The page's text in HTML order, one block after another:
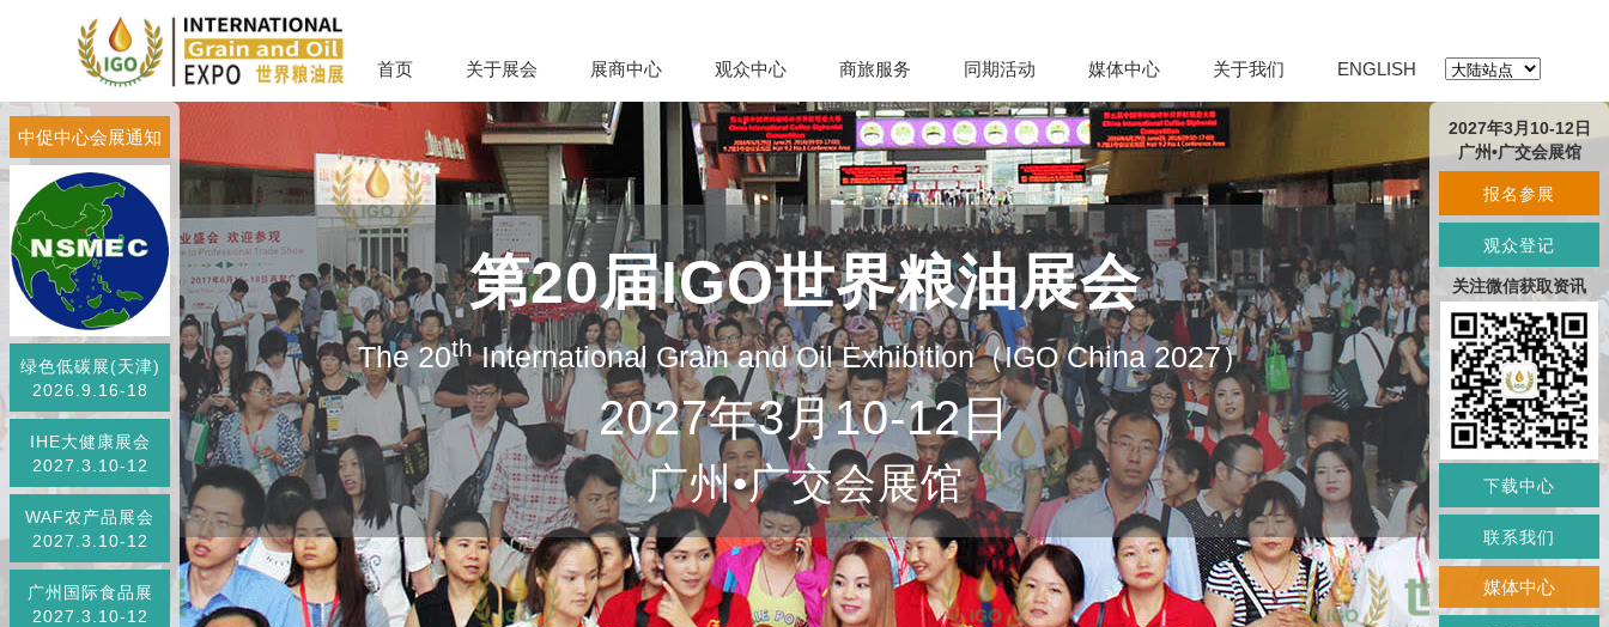
首页 关于展会 展商中心 观众中心 商旅服务 同期活动 媒体中心 关于我们 ENGLISH
第20届IGO世界粮油展会
The 20thInternational Grain and Oil Exhibition（IGO China 2027）
2027年3月10-12日
广州•广交会展馆
中促中心会展通知
绿色低碳展(天津)
2026.9.16-18
IHE大健康展会
2027.3.10-12
WAF农产品展会
2027.3.10-12
广州国际食品展
2027.3.10-12
2027年3月10-12日
广州•广交会展馆
报名参展
观众登记
关注微信获取资讯
下载中心
联系我们
媒体中心